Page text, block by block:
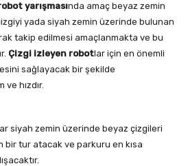
yarışmasında amaç beyaz zemin
yada siyah zemin üzerinde bulunan
takip edilmesi amaçlanmakta ve bu
Çizgi izleyen robotlar için en önemli
sağlayacak bir şekilde
ve hızdır.
siyah zemin üzerinde beyaz çizgileri
tur atacak ve parkuru en kısa